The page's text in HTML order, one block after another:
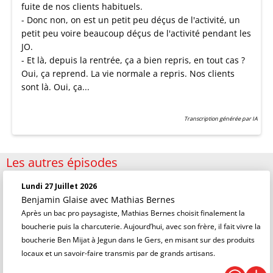
fuite de nos clients habituels.
- Donc non, on est un petit peu déçus de l'activité, un
petit peu voire beaucoup déçus de l'activité pendant les
JO.
- Et là, depuis la rentrée, ça a bien repris, en tout cas ?
Oui, ça reprend. La vie normale a repris. Nos clients
sont là. Oui, ça...
Transcription générée par IA
Les autres épisodes
Lundi 27 Juillet 2026
Benjamin Glaise avec Mathias Bernes
Après un bac pro paysagiste, Mathias Bernes choisit finalement la
boucherie puis la charcuterie. Aujourd’hui, avec son frère, il fait vivre la
boucherie Ben Mijat à Jegun dans le Gers, en misant sur des produits
locaux et un savoir-faire transmis par de grands artisans.